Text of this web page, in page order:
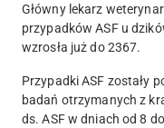
Główny lekarz
przypadków ASF u
wzrosła już do 2367.
Przypadki ASF zostały
badań otrzymanych z
ds. ASF w dniach od 8